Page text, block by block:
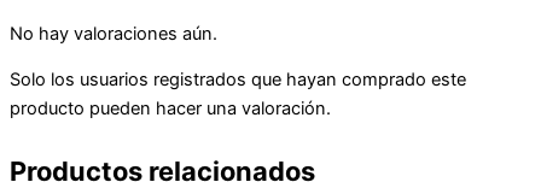
No hay valoraciones aún.
Solo los usuarios registrados que hayan comprado este
producto pueden hacer una valoración.
Productos relacionados